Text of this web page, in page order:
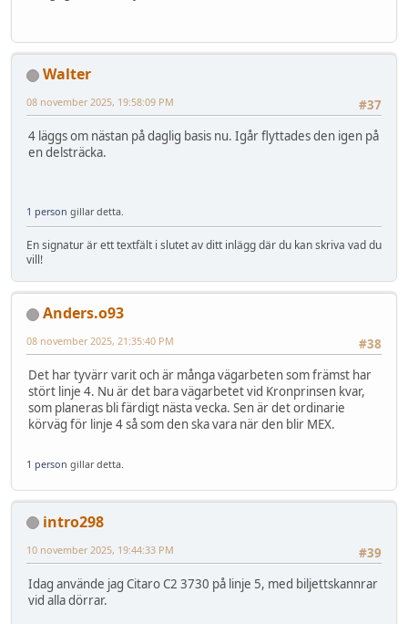
Walter
#37
08 november 2025, 19:58:09 PM
4 läggs om nästan på daglig basis nu. Igår flyttades den igen på
en delsträcka.
1 person gillar detta.
En signatur är ett textfält i slutet av ditt inlägg där du kan skriva vad du
vill!
Anders.o93
#38
08 november 2025, 21:35:40 PM
Det har tyvärr varit och är många vägarbeten som främst har
stört linje 4. Nu är det bara vägarbetet vid Kronprinsen kvar,
som planeras bli färdigt nästa vecka. Sen är det ordinarie
körväg för linje 4 så som den ska vara när den blir MEX.
1 person gillar detta.
intro298
#39
10 november 2025, 19:44:33 PM
Idag använde jag Citaro C2 3730 på linje 5, med biljettskannrar
vid alla dörrar.